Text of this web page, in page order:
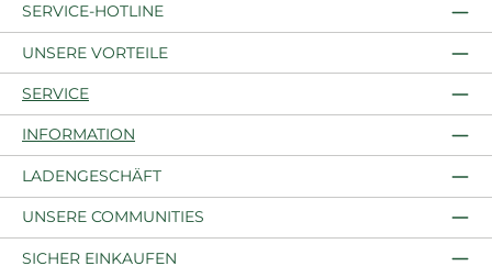
SERVICE-HOTLINE
UNSERE VORTEILE
SERVICE
INFORMATION
LADENGESCHÄFT
UNSERE COMMUNITIES
SICHER EINKAUFEN